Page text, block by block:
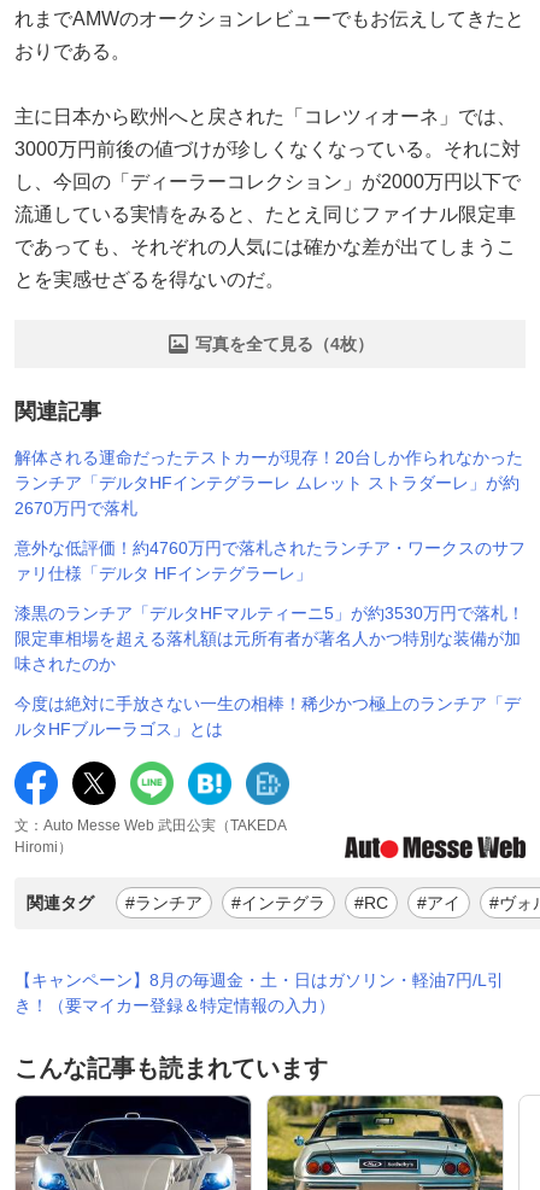
れまでAMWのオークションレビューでもお伝えしてきたと
おりである。
主に日本から欧州へと戻された「コレツィオーネ」では、
3000万円前後の値づけが珍しくなくなっている。それに対
し、今回の「ディーラーコレクション」が2000万円以下で
流通している実情をみると、たとえ同じファイナル限定車
であっても、それぞれの人気には確かな差が出てしまうこ
とを実感せざるを得ないのだ。
写真を全て見る（4枚）
関連記事
解体される運命だったテストカーが現存！20台しか作られなかった
ランチア「デルタHFインテグラーレ ムレット ストラダーレ」が約
2670万円で落札
意外な低評価！約4760万円で落札されたランチア・ワークスのサフ
ァリ仕様「デルタ HFインテグラーレ」
漆黒のランチア「デルタHFマルティーニ5」が約3530万円で落札！
限定車相場を超える落札額は元所有者が著名人かつ特別な装備が加
味されたのか
今度は絶対に手放さない一生の相棒！稀少かつ極上のランチア「デ
ルタHFブルーラゴス」とは
文：Auto Messe Web 武田公実（TAKEDA
Hiromi）
関連タグ #ランチア #インテグラ #RC #アイ #ヴォ
【キャンペーン】8月の毎週金・土・日はガソリン・軽油7円/L引
き！（要マイカー登録＆特定情報の入力）
こんな記事も読まれています